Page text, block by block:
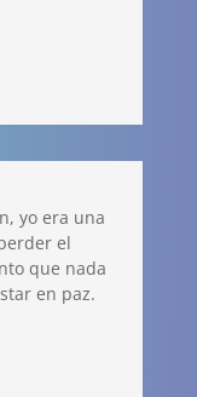
yo era una
el
que nada
en paz.